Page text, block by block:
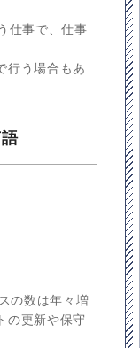
仕事で、仕事
行う場合もあ
の数は年々増
の更新や保守